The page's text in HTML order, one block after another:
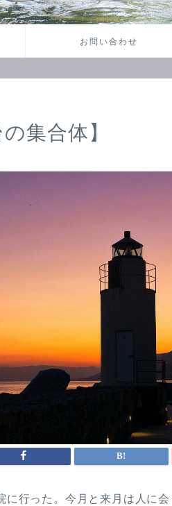
お問い合わせ
集合体】
に行った。今月と来月は人に